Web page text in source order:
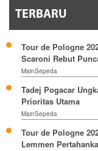
TERBARU
Tour de Pologne
Scaroni Rebut
MainSepeda
Tadej Pogacar
Prioritas Utama
MainSepeda
Tour de Pologne
Lemmen